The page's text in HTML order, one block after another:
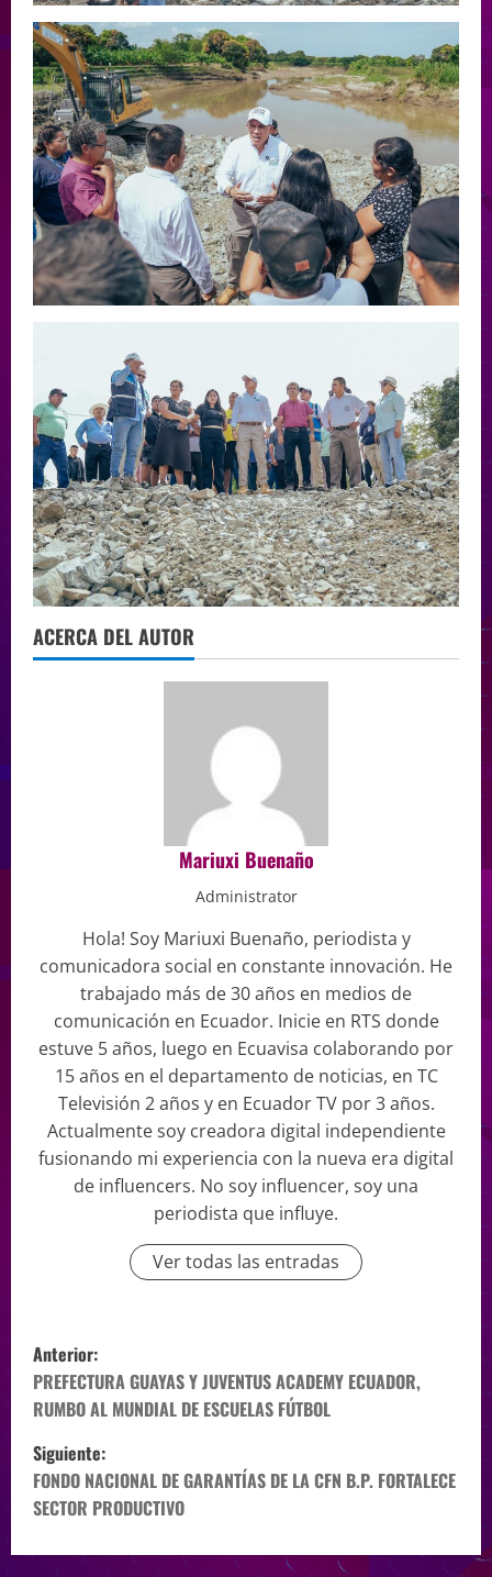
ACERCA DEL AUTOR
Mariuxi Buenaño
Administrator
Hola! Soy Mariuxi Buenaño, periodista y
comunicadora social en constante innovación. He
trabajado más de 30 años en medios de
comunicación en Ecuador. Inicie en RTS donde
estuve 5 años, luego en Ecuavisa colaborando por
15 años en el departamento de noticias, en TC
Televisión 2 años y en Ecuador TV por 3 años.
Actualmente soy creadora digital independiente
fusionando mi experiencia con la nueva era digital
de influencers. No soy influencer, soy una
periodista que influye.
Ver todas las entradas
Anterior:
PREFECTURA GUAYAS Y JUVENTUS ACADEMY ECUADOR,
RUMBO AL MUNDIAL DE ESCUELAS FÚTBOL
Siguiente:
FONDO NACIONAL DE GARANTÍAS DE LA CFN B.P. FORTALECE
SECTOR PRODUCTIVO